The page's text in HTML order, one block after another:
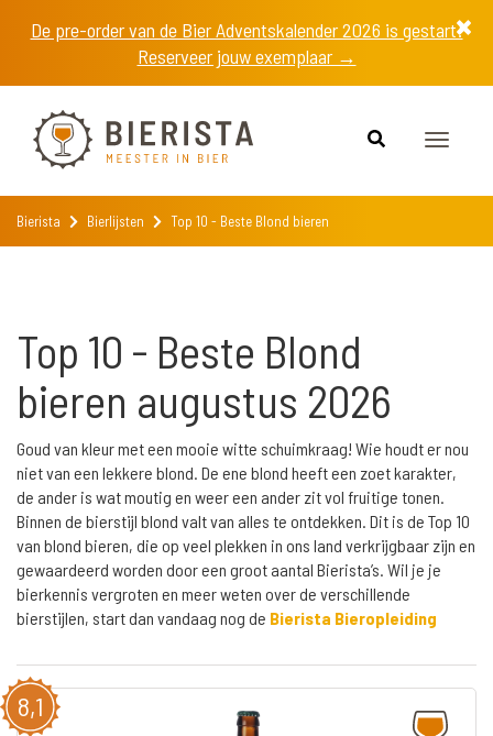
De pre-order van de Bier Adventskalender 2026 is gestart!
Reserveer jouw exemplaar →
Toggle
Bierista Bierlijsten Top 10 - Beste Blond bieren
Top 10 - Beste Blond
bieren augustus 2026
Goud van kleur met een mooie witte schuimkraag! Wie houdt er nou
niet van een lekkere blond. De ene blond heeft een zoet karakter,
de ander is wat moutig en weer een ander zit vol fruitige tonen.
Binnen de bierstijl blond valt van alles te ontdekken. Dit is de Top 10
van blond bieren, die op veel plekken in ons land verkrijgbaar zijn en
gewaardeerd worden door een groot aantal Bierista’s. Wil je je
bierkennis vergroten en meer weten over de verschillende
bierstijlen, start dan vandaag nog de Bierista Bieropleiding
8,1